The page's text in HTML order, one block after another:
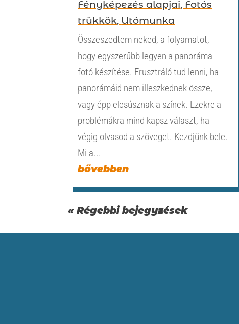
Fényképezés alapjai, Fotós
trükkök, Utómunka
Összeszedtem neked, a folyamatot,
hogy egyszerűbb legyen a panoráma
fotó készítése. Frusztráló tud lenni, ha
panorámáid nem illeszkednek össze,
vagy épp elcsúsznak a színek. Ezekre a
problémákra mind kapsz választ, ha
végig olvasod a szöveget. Kezdjünk bele.
Mi a...
bővebben
« Régebbi bejegyzések